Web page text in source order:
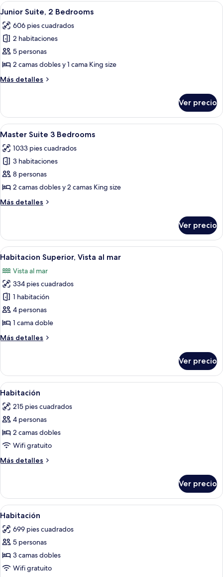
Abrir
todas
las
fotos
de
Junior
Suite,
2
Habitación de hotel con dos camas,
4
Junior Suite, 2 Bedrooms
606 pies cuadrados
2 habitaciones
5 personas
2 camas dobles y 1 cama King size
Más detalles
Más
Suite,
Bedrooms
Ver precio
Abrir
todas
las
fotos
de
Master
Suite
3
Minibar, caja de seguridad en la
6
Master Suite 3 Bedrooms
1033 pies cuadrados
3 habitaciones
8 personas
2 camas dobles y 2 camas King size
Más detalles
Más
Suite
Bedrooms
Ver precio
Abrir
todas
las
fotos
de
Habitacion
Superior,
al
Habitación de hotel con dos camas,
8
Habitacion Superior, Vista al mar
Vista al mar
334 pies cuadrados
1 habitación
4 personas
1 cama doble
Más detalles
Más
Superior,
Vista
al
Ver precio
Abrir
todas
las
fotos
de
Habitación
Minibar, caja de seguridad en la
7
Habitación
215 pies cuadrados
4 personas
2 camas dobles
Wifi gratuito
Más detalles
Más
Ver precio
Abrir
todas
las
fotos
de
Habitación
Minibar, caja de seguridad en la
5
Habitación
699 pies cuadrados
5 personas
3 camas dobles
Wifi gratuito